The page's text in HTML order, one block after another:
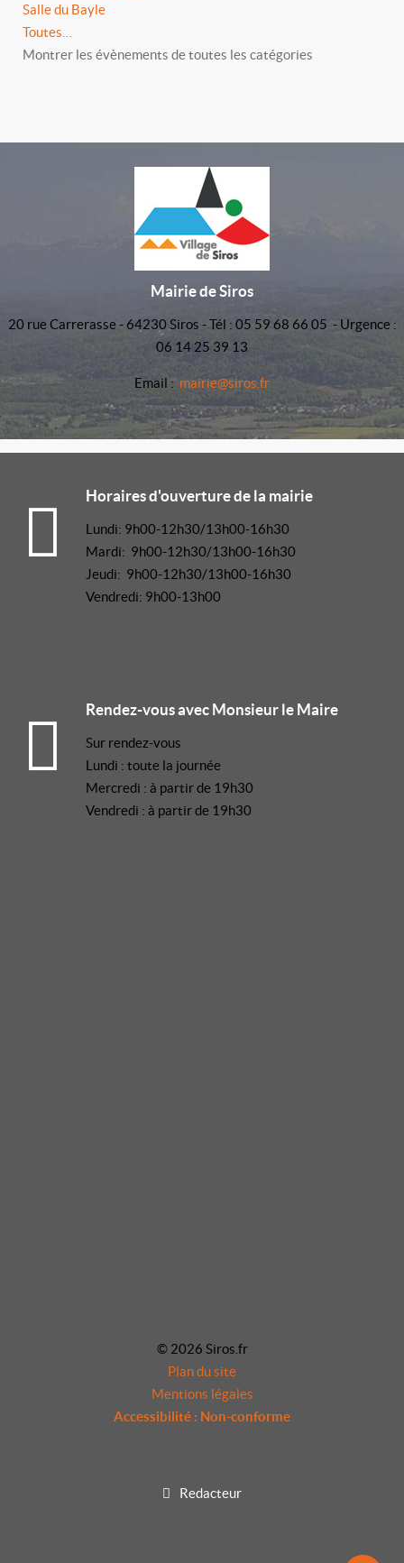
Salle du Bayle
Toutes…
Montrer les évènements de toutes les catégories
Mairie de Siros
20 rue Carrerasse - 64230 Siros - Tél : 05 59 68 66 05 - Urgence :
06 14 25 39 13
Email : mairie@siros.fr
Horaires d'ouverture de la mairie
Lundi: 9h00-12h30/13h00-16h30
Mardi: 9h00-12h30/13h00-16h30
Jeudi: 9h00-12h30/13h00-16h30
Vendredi: 9h00-13h00
Rendez-vous avec Monsieur le Maire
Sur rendez-vous
Lundi : toute la journée
Mercredi : à partir de 19h30
Vendredi : à partir de 19h30
© 2026 Siros.fr
Plan du site
Mentions légales
Accessibilité : Non-conforme
Redacteur